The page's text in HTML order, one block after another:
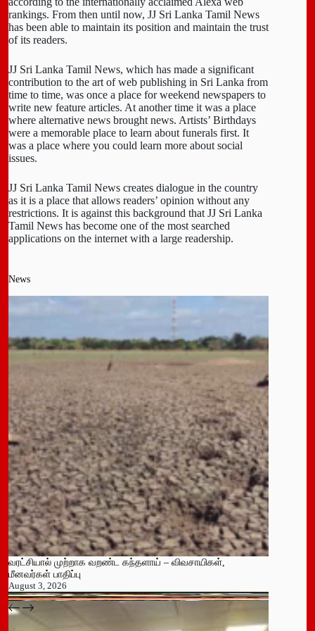
rankings. From then until now, JJ Sri Lanka Tamil News
has been able to maintain its position and maintain the trust
of its readers.
JJ Sri Lanka Tamil News, which has made a significant
contribution to the art of web publishing in Sri Lanka from
time to time, was once a place for weekend newspapers to
write new feature articles. At another time it was a place
where alternative news brought news. Artists’ Birthdays
were a memorable place to learn about funerals first. It
was a place where you could learn more about social
issues.
JJ Sri Lanka Tamil News creates dialogue in the country
as it is a place that allows readers’ opinion without any
restrictions. It is against this background that JJ Sri Lanka
Tamil News has become one of the most searched
applications on the internet with a large readership.
News
வரட்சியால் முற்றாக வறண்ட கந்தளாய் – விவசாயிகள்,
மீனவர்கள் பாதிப்பு
August 3, 2026
பதுளை மாநகர சபையின் NPP உறுப்பினர் திடீர் ராஜினாமா!
July 14, 2026